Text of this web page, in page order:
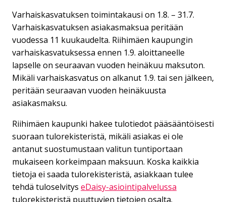
Varhaiskasvatuksen toimintakausi on 1.8. – 31.7.
Varhaiskasvatuksen asiakasmaksua peritään
vuodessa 11 kuukaudelta. Riihimäen kaupungin
varhaiskasvatuksessa ennen 1.9. aloittaneelle
lapselle on seuraavan vuoden heinäkuu maksuton.
Mikäli varhaiskasvatus on alkanut 1.9. tai sen jälkeen,
peritään seuraavan vuoden heinäkuusta
asiakasmaksu.
Riihimäen kaupunki hakee tulotiedot pääsääntöisesti
suoraan tulorekisteristä, mikäli asiakas ei ole
antanut suostumustaan valitun tuntiportaan
mukaiseen korkeimpaan maksuun. Koska kaikkia
tietoja ei saada tulorekisteristä, asiakkaan tulee
tehdä tuloselvitys eDaisy-asiointipalvelussa
tulorekisteristä puuttuvien tietojen osalta.